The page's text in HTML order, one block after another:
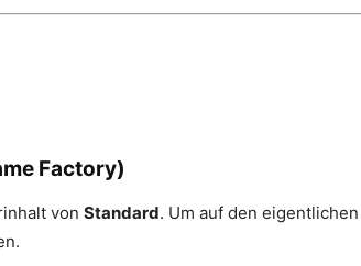
Factory)
von Standard. Um auf den